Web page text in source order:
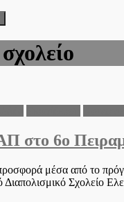
6ο
μέσα από το
Σχολείο